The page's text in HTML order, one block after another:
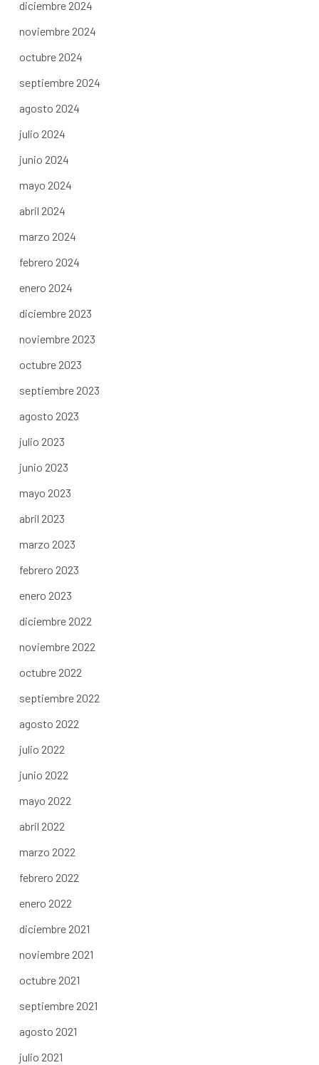
diciembre 2024
noviembre 2024
octubre 2024
septiembre 2024
agosto 2024
julio 2024
junio 2024
mayo 2024
abril 2024
marzo 2024
febrero 2024
enero 2024
diciembre 2023
noviembre 2023
octubre 2023
septiembre 2023
agosto 2023
julio 2023
junio 2023
mayo 2023
abril 2023
marzo 2023
febrero 2023
enero 2023
diciembre 2022
noviembre 2022
octubre 2022
septiembre 2022
agosto 2022
julio 2022
junio 2022
mayo 2022
abril 2022
marzo 2022
febrero 2022
enero 2022
diciembre 2021
noviembre 2021
octubre 2021
septiembre 2021
agosto 2021
julio 2021